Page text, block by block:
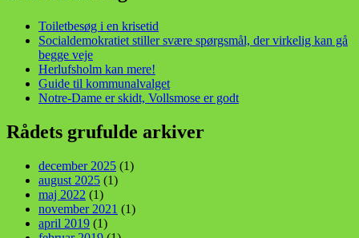
Toiletbesøg i en krisetid
Socialdemokratiet stiller svære spørgsmål, der virkelig kan gå
begge veje
Herlufsholm kan mere!
Guide til kommunalvalget
Notre-Dame er skidt, Vollsmose er godt
Rådets grufulde arkiver
december 2025 (1)
august 2025 (1)
maj 2022 (1)
november 2021 (1)
april 2019 (1)